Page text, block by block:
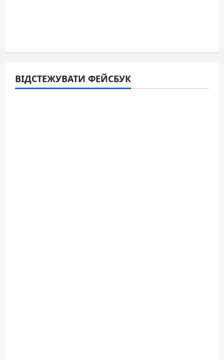
ВІДСТЕЖУВАТИ ФЕЙСБУК